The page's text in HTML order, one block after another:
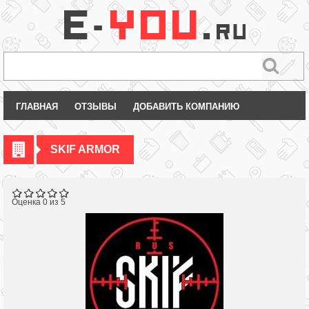
ГЛАВНАЯ ОТЗЫВЫ ДОБАВИТЬ КОМПАНИЮ
SKIF ARMOR
Оценка 0 из 5